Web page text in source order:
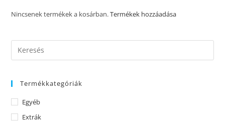
Nincsenek termékek a kosárban.Termékek hozzáadása
Termékkategóriák
Egyéb
Extrák